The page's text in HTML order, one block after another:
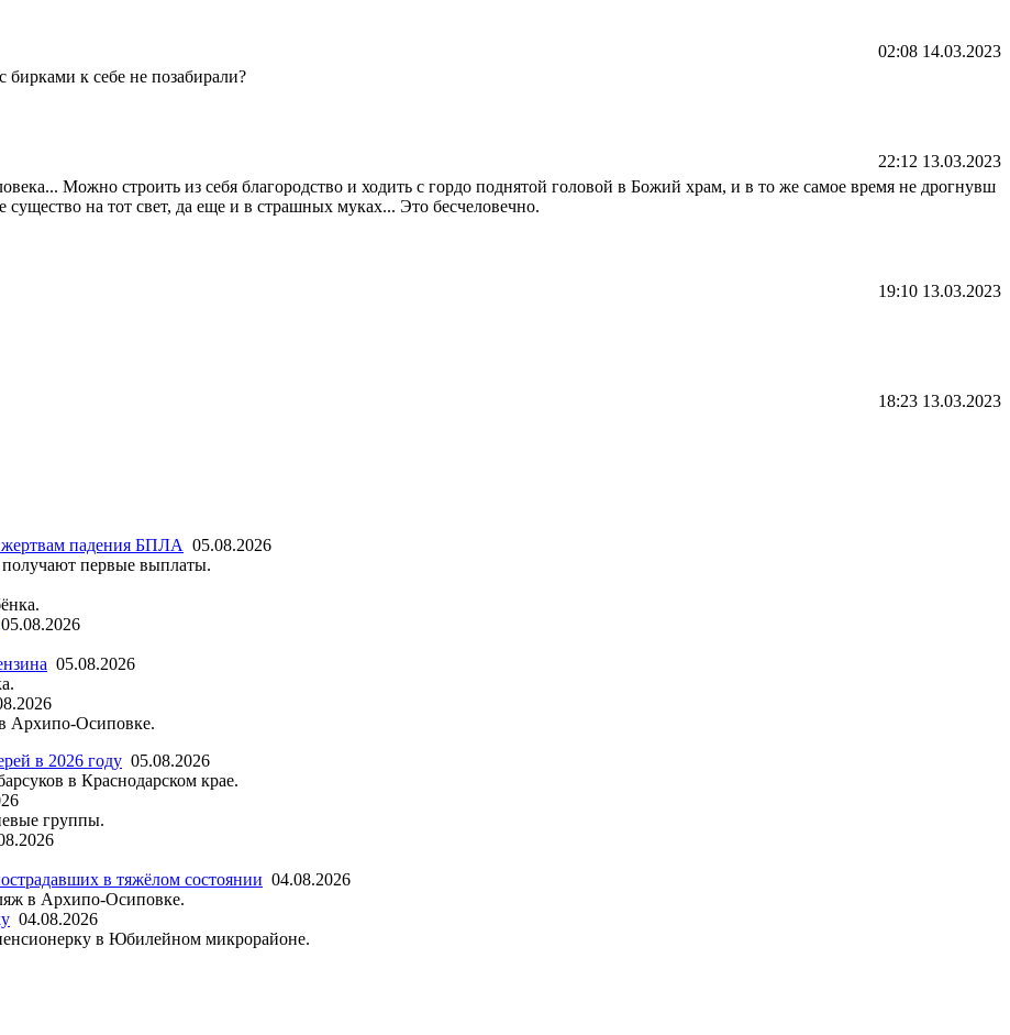
02:08 14.03.2023
к себе не позабирали?
22:12 13.03.2023
Можно строить из себя благородство и ходить с гордо поднятой головой в Божий храм, и в то же самое время не дрогнувш
на тот свет, да еще и в страшных муках... Это бесчеловечно.
19:10 13.03.2023
18:23 13.03.2023
падения БПЛА 05.08.2026
первые выплаты.
05.08.2026
05.08.2026
Архипо-Осиповке.
в 2026 году 05.08.2026
в Краснодарском крае.
группы.
в тяжёлом состоянии 04.08.2026
в Архипо-Осиповке.
04.08.2026
в Юбилейном микрорайоне.